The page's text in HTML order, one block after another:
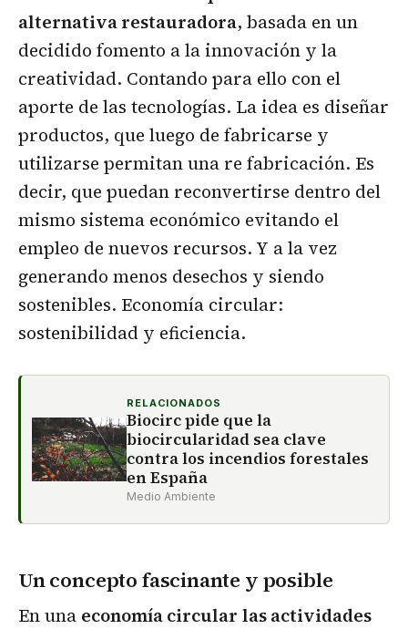
alternativa restauradora, basada en un
decidido fomento a la innovación y la
creatividad. Contando para ello con el
aporte de las tecnologías. La idea es diseñar
productos, que luego de fabricarse y
utilizarse permitan una re fabricación. Es
decir, que puedan reconvertirse dentro del
mismo sistema económico evitando el
empleo de nuevos recursos. Y a la vez
generando menos desechos y siendo
sostenibles. Economía circular:
sostenibilidad y eficiencia.
RELACIONADOS
Biocirc pide que la
biocircularidad sea clave
contra los incendios forestales
en España
Medio Ambiente
Un concepto fascinante y posible
En una economía circular las actividades